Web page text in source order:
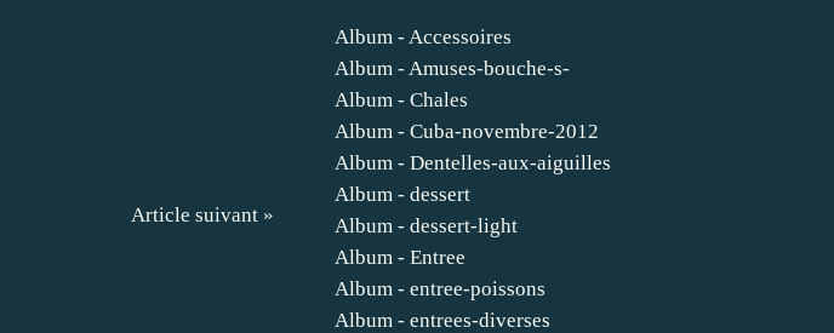
Article suivant »
Album - Accessoires
Album - Amuses-bouche-s-
Album - Chales
Album - Cuba-novembre-2012
Album - Dentelles-aux-aiguilles
Album - dessert
Album - dessert-light
Album - Entree
Album - entree-poissons
Album - entrees-diverses